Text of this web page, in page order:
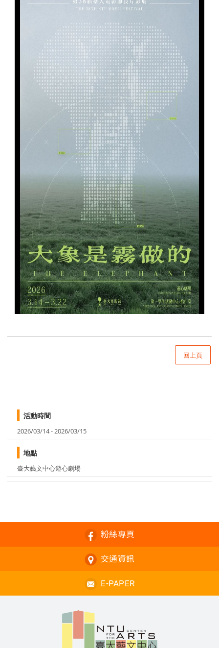
回上頁
活動時間
2026/03/14 - 2026/03/15
地點
臺大藝文中心遊心劇場
粉絲專頁
交通資訊
E-PAPER